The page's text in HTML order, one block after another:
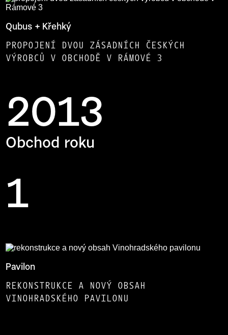
Qubus + Křehký
PROPOJENÍ DVOU ZÁSADNÍCH ČESKÝCH
VÝROBCŮ V OBCHODĚ V RÁMOVÉ 3
2013
Obchod roku
1
Pavilon
REKONSTRUKCE A NOVÝ OBSAH
VINOHRADSKÉHO PAVILONU